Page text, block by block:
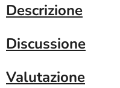
Descrizione
Discussione
Valutazione